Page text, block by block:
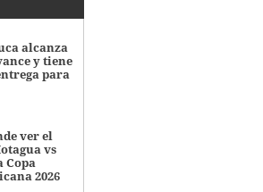
alcanza
y tiene
para
ver el
vs
Copa
2026